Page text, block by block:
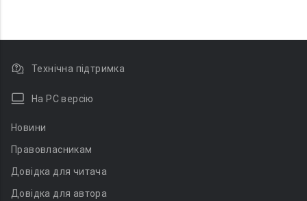
Технічна підтримка
На PC версію
Новини
Правовласникам
Довідка для читача
Довідка для автора